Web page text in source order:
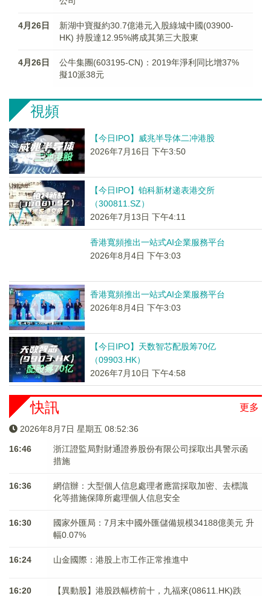
4月26日
新湖中寶擬約30.7億港元入股綠城中國(03900-
HK) 持股達12.95%將成其第三大股東
4月26日
公牛集團(603195-CN)：2019年淨利同比增37%
擬10派38元
視頻
【今日IPO】威兆半导体二冲港股
2026年7月16日 下午3:50
【今日IPO】铂科新材递表港交所
（300811.SZ）
2026年7月13日 下午4:11
香港寬頻推出一站式AI企業服務平台
2026年8月4日 下午3:03
香港寬頻推出一站式AI企業服務平台
2026年8月4日 下午3:03
【今日IPO】天数智芯配股筹70亿
（09903.HK）
2026年7月10日 下午4:58
更多
快訊
2026年8月7日 星期五 08:52:36
16:46
浙江證監局對財通證券股份有限公司採取出具警示函
措施
16:36
網信辦：大型個人信息處理者應當採取加密、去標識
化等措施保障所處理個人信息安全
16:30
國家外匯局：7月末中國外匯儲備規模34188億美元 升
幅0.07%
16:24 山金國際：港股上市工作正常推進中
16:20
【異動股】港股跌幅榜前十，九福來(08611.HK)跌